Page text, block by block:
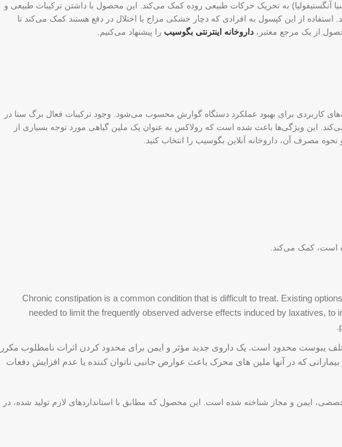
آنگستیفولیا) به تحریک حرکات طبیعی روده کمک می‌کند. این محصول با داشتن ترکیبات طبیعی و
از این کپسول به افرادی که دچار خشکی مزاج یا اختلال در دفع هستند کمک می‌کند تا
داروخانه اینترنتی بگوسیب را پیشنهاد می‌کنیم.
کاربردی برای بهبود عملکرد دستگاه گوارش محسوب می‌شود. وجود ترکیبات فعال برگ سنا در
این ویژگی‌ها باعث شده است که رولاکس به عنوان یک ملین گیاهی مورد توجه بسیاری از
است، کمک می‌کند.
Chronic constipation is a common condition that is difficult to treat. Existing
needed to limit the frequently observed adverse effects induced by laxatives,
یبوست محدود است. یک داروی جدید مؤثر و ایمن برای محدود کردن اثرات نامطلوب مکرر
که در آنها ملین های محرک باعث عوارض جانبی ناتوان کننده یا عدم افزایش دفعات
قائم دارو (۳۰ عددی) پس از ارزیابی‌های تخصصی، ایمن و مجاز شناخته شده است. این محصول که مطابق با استانداردهای لازم تولید شده، در